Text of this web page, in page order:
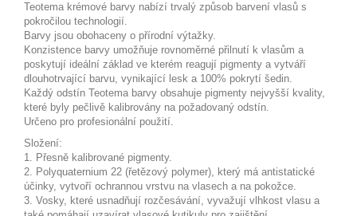
Teotema krémové barvy nabízí trvalý způsob barvení vlasů s
pokročilou technologií.
Barvy jsou obohaceny o přírodní výtažky.
Konzistence barvy umožňuje rovnoměrné přilnutí k vlasům a
poskytují ideální základ ve kterém reagují pigmenty a vytváří
dlouhotrvající barvu, vynikající lesk a 100% pokrytí šedin.
Každý odstín Teotema barvy obsahuje pigmenty nejvyšší kvality,
které byly pečlivě kalibrovány na požadovaný odstín.
Určeno pro profesionální použití.
Složení:
1. Přesně kalibrované pigmenty.
2. Polyquaternium 22 (řetězový polymer), který má antistatické
účinky, vytvoří ochrannou vrstvu na vlasech a na pokožce.
3. Vosky, které usnadňují rozčesávání, vyvažují vlhkost vlasu a